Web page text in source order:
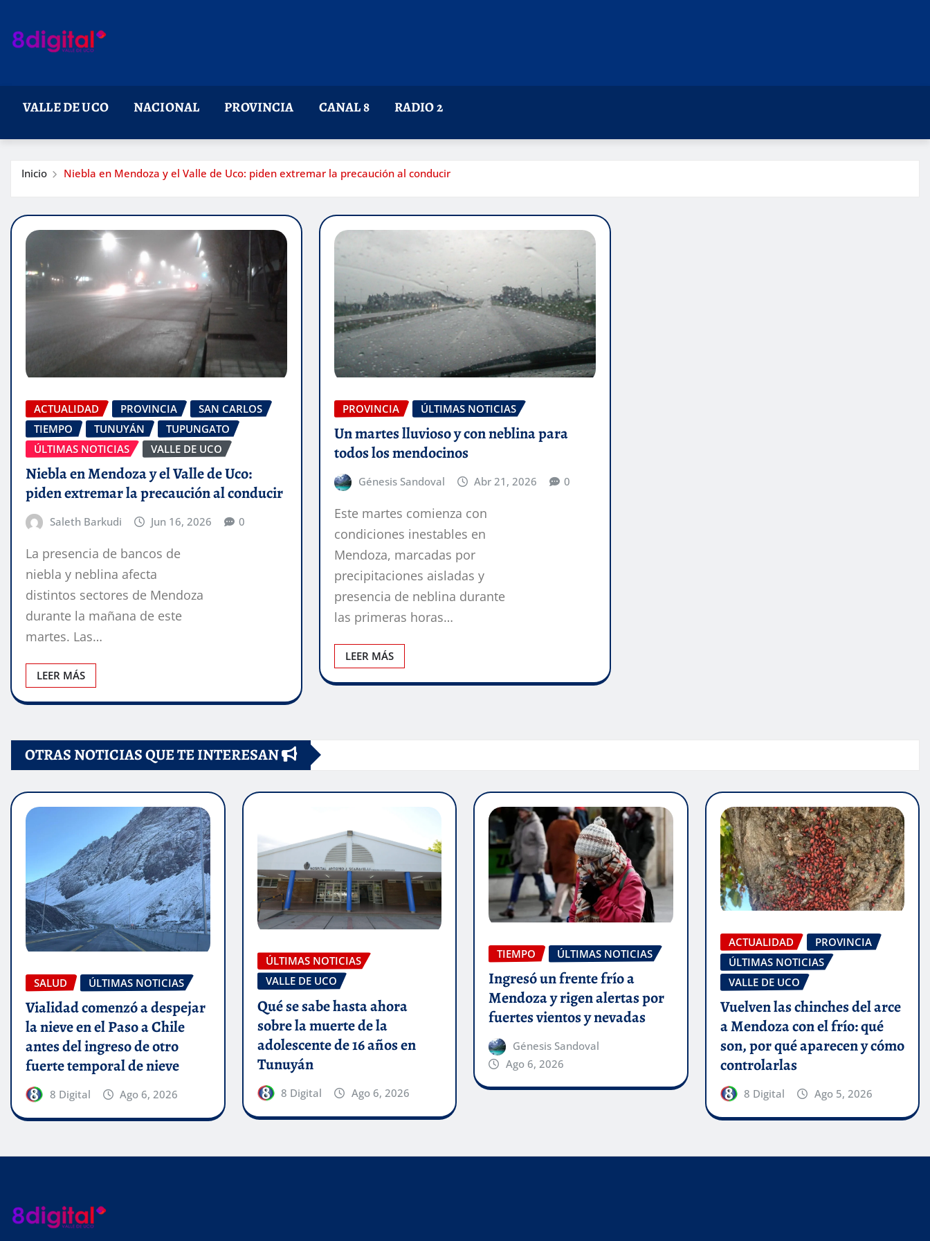
contenido
VALLE DE UCO NACIONAL PROVINCIA CANAL 8 RADIO 2
Inicio Niebla en Mendoza y el Valle de Uco: piden extremar la precaución al conducir
ACTUALIDAD PROVINCIA
SAN CARLOS
TIEMPO
TUNUYÁN
TUPUNGATO
ÚLTIMAS NOTICIAS
VALLE DE UCO
Niebla en Mendoza y el Valle de Uco:
piden extremar la precaución al conducir
Saleth Barkudi Jun 16, 2026 0
La presencia de bancos de
niebla y neblina afecta
distintos sectores de Mendoza
durante la mañana de este
martes. Las…
LEER MÁS
PROVINCIA ÚLTIMAS NOTICIAS
Un martes lluvioso y con neblina para
todos los mendocinos
Génesis Sandoval Abr 21, 2026 0
Este martes comienza con
condiciones inestables en
Mendoza, marcadas por
precipitaciones aisladas y
presencia de neblina durante
las primeras horas…
LEER MÁS
OTRAS NOTICIAS QUE TE INTERESAN
SALUD ÚLTIMAS NOTICIAS
Vialidad comenzó a despejar
la nieve en el Paso a Chile
antes del ingreso de otro
fuerte temporal de nieve
8 Digital Ago 6, 2026
ÚLTIMAS NOTICIAS
VALLE DE UCO
Qué se sabe hasta ahora
sobre la muerte de la
adolescente de 16 años en
Tunuyán
8 Digital Ago 6, 2026
TIEMPO ÚLTIMAS NOTICIAS
Ingresó un frente frío a
Mendoza y rigen alertas por
fuertes vientos y nevadas
Génesis Sandoval
Ago 6, 2026
ACTUALIDAD
PROVINCIA
ÚLTIMAS NOTICIAS
VALLE DE UCO
Vuelven las chinches del arce
a Mendoza con el frío: qué
son, por qué aparecen y cómo
controlarlas
8 Digital Ago 5, 2026